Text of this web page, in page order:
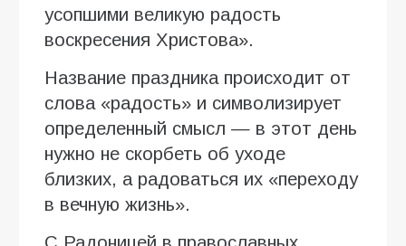
усопшими великую радость
воскресения Христова».
Название праздника происходит от
слова «радость» и символизирует
определенный смысл — в этот день
нужно не скорбеть об уходе
близких, а радоваться их «переходу
в вечную жизнь».